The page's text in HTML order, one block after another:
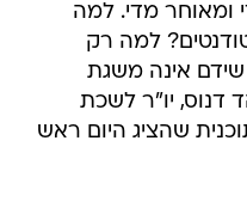
ומאוחר מדי. למה
למה רק
אינה משגת
דנוס, יו"ר לשכת
שהציג היום ראש